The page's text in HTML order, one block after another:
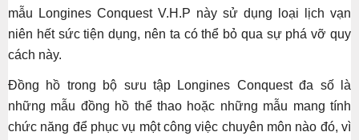
mẫu Longines Conquest V.H.P này sử dụng loại lịch vạn
niên hết sức tiện dụng, nên ta có thể bỏ qua sự phá vỡ quy
cách này.
Đồng hồ trong bộ sưu tập Longines Conquest đa số là
những mẫu đồng hồ thể thao hoặc những mẫu mang tính
chức năng để phục vụ một công việc chuyên môn nào đó, vì